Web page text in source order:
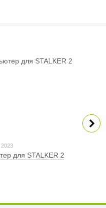
2023
для STALKER 2